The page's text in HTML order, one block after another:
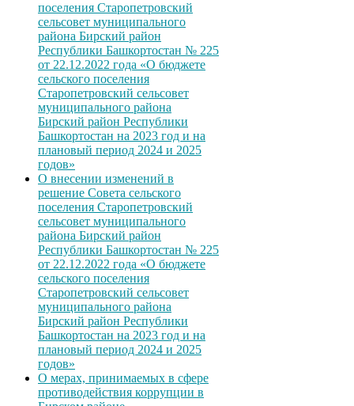
поселения Старопетровский
сельсовет муниципального
района Бирский район
Республики Башкортостан № 225
от 22.12.2022 года «О бюджете
сельского поселения
Старопетровский сельсовет
муниципального района
Бирский район Республики
Башкортостан на 2023 год и на
плановый период 2024 и 2025
годов»
О внесении изменений в
решение Совета сельского
поселения Старопетровский
сельсовет муниципального
района Бирский район
Республики Башкортостан № 225
от 22.12.2022 года «О бюджете
сельского поселения
Старопетровский сельсовет
муниципального района
Бирский район Республики
Башкортостан на 2023 год и на
плановый период 2024 и 2025
годов»
О мерах, принимаемых в сфере
противодействия коррупции в